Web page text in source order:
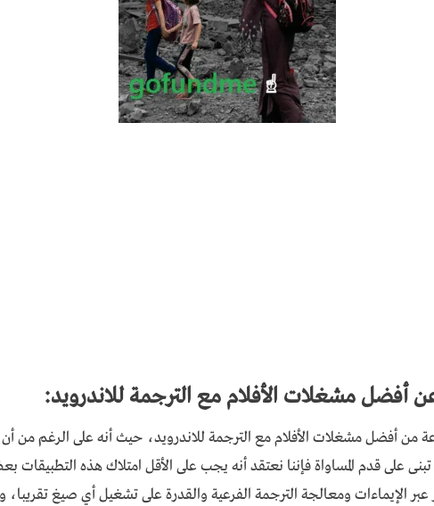
أفضل مشغلات الأفلام مع الترجمة للاندرويد:
أفضل مشغلات الأفلام مع الترجمة للاندرويد، حيث أنه على الرغم من
تبنى على قدم المساواة فإننا نعتقد أنه يجب على الأقل امتلاك هذه التطبيقات
عبر الإيماءات ومعالجة الترجمة الفرعية والقدرة على تشغيل أي صيغ تقريبا،